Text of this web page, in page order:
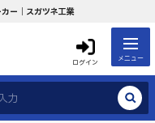
ー｜スガツネ工業
ログイン メニュー